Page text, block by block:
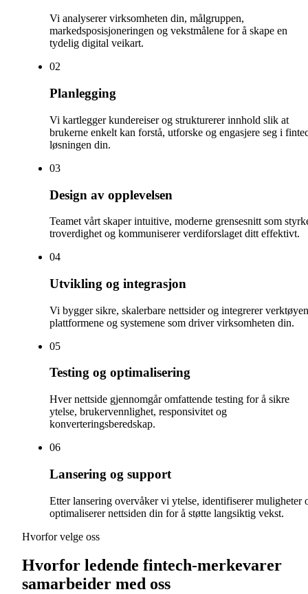
Vi analyserer virksomheten din, målgruppen,
markedsposisjoneringen og vekstmålene for å skape en
tydelig digital veikart.
02
Planlegging
Vi kartlegger kundereiser og strukturerer innhold slik at
brukerne enkelt kan forstå, utforske og engasjere seg i
løsningen din.
03
Design av opplevelsen
Teamet vårt skaper intuitive, moderne grensesnitt som
troverdighet og kommuniserer verdiforslaget ditt effektivt.
04
Utvikling og integrasjon
Vi bygger sikre, skalerbare nettsider og integrerer
plattformene og systemene som driver virksomheten din.
05
Testing og optimalisering
Hver nettside gjennomgår omfattende testing for å sikre
ytelse, brukervennlighet, responsivitet og
konverteringsberedskap.
06
Lansering og support
Etter lansering overvåker vi ytelse, identifiserer muligheter
optimaliserer nettsiden din for å støtte langsiktig vekst.
Hvorfor velge oss
Hvorfor ledende fintech-merkevarer
samarbeider med oss